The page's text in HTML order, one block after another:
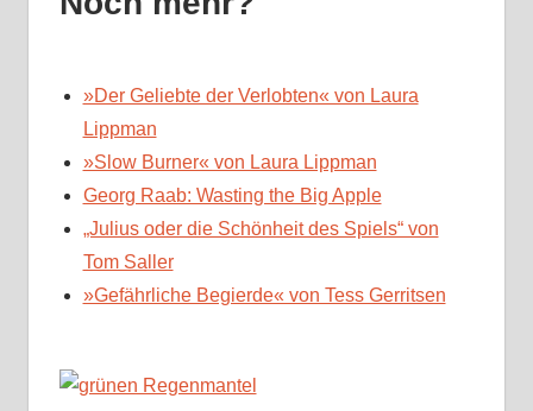
»Der Geliebte der Verlobten« von Laura
Lippman
»Slow Burner« von Laura Lippman
Georg Raab: Wasting the Big Apple
„Julius oder die Schönheit des Spiels“ von
Tom Saller
»Gefährliche Begierde« von Tess Gerritsen